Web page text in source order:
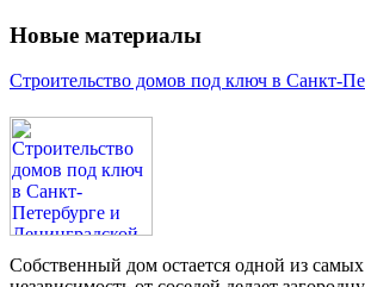
Новые материалы
Строительство домов под ключ в Санкт-
Собственный дом остается одной из